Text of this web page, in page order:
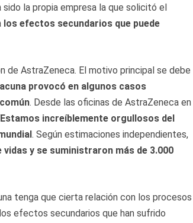
sido la propia empresa la que solicitó el
los efectos secundarios que puede
de AstraZeneca. El motivo principal se debe
provocó en algunos casos
. Desde las oficinas de AstraZeneca en
Estamos increíblemente orgullosos del
. Según estimaciones independientes,
y se suministraron más de 3.000
tenga que cierta relación con los procesos
efectos secundarios que han sufrido